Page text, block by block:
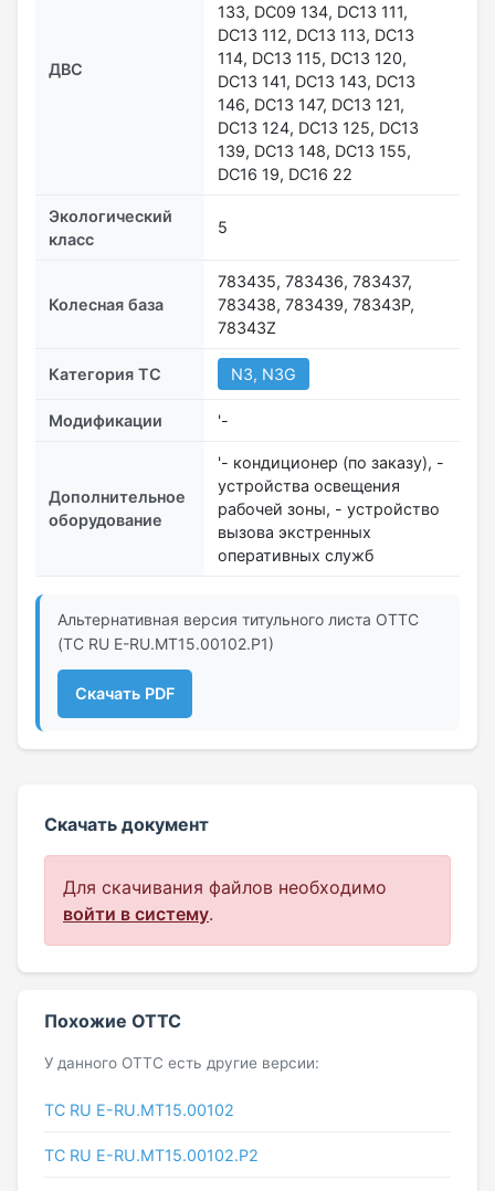
ДВС
133, DC09 134, DC13 111,
DC13 112, DC13 113, DC13
114, DC13 115, DC13 120,
DC13 141, DC13 143, DC13
146, DC13 147, DC13 121,
DC13 124, DC13 125, DC13
139, DC13 148, DC13 155,
DC16 19, DC16 22
Экологический
класс
5
Колесная база
783435, 783436, 783437,
783438, 783439, 78343Р,
78343Z
Категория ТС N3, N3G
Модификации '-
Дополнительное
оборудование
'- кондиционер (по заказу), -
устройства освещения
рабочей зоны, - устройство
вызова экстренных
оперативных служб
Альтернативная версия титульного листа ОТТС
(ТС RU Е-RU.МТ15.00102.Р1)
Скачать PDF
Скачать документ
Для скачивания файлов необходимо
войти в систему.
Похожие ОТТС
У данного ОТТС есть другие версии:
ТС RU Е-RU.МТ15.00102
ТС RU Е-RU.МТ15.00102.Р2